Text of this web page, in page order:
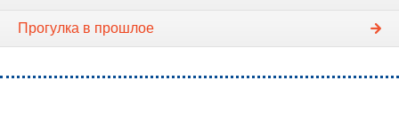
Прогулка в прошлое